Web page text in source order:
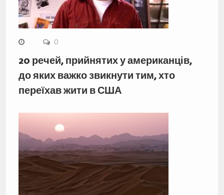
0
20 речей, прийнятих у американців,
до яких важко звикнути тим, хто
переїхав жити в США